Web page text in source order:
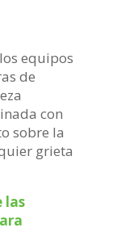
equipos
de
con
sobre la
grieta
las